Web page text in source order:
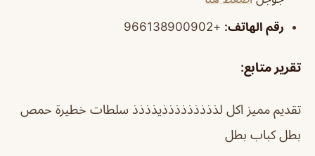
رقم الهاتف: +966138900902
تقرير متابع:
تقديم مميز اكل لذذذذذذذذذيذذذذ سلطات خطيرة حمص
بطل كباب بطل